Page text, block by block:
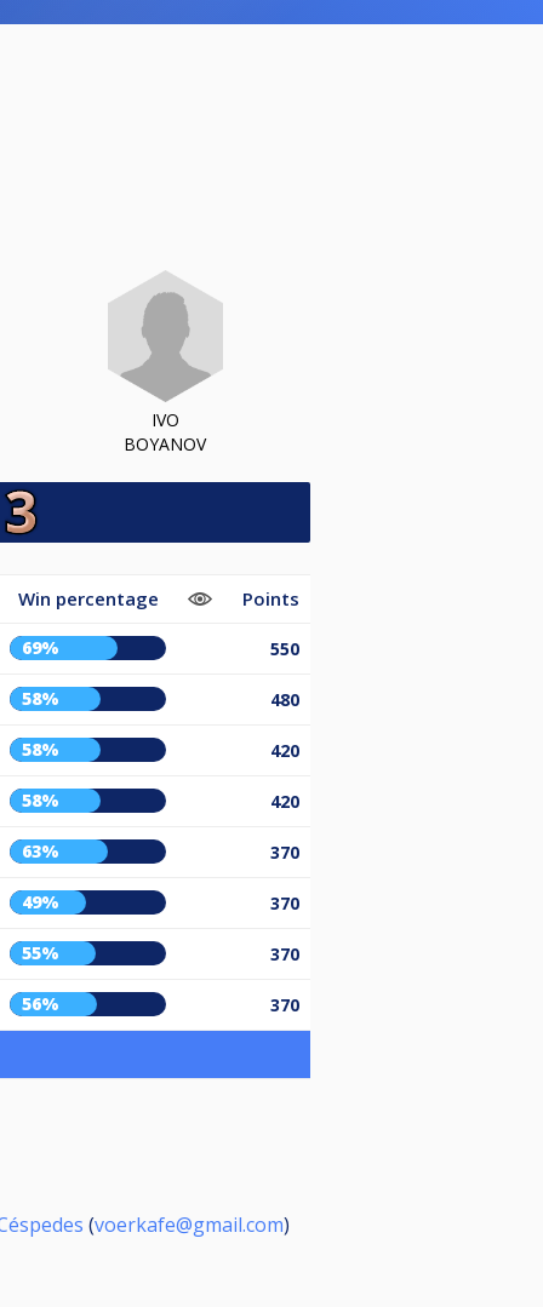
IVO
BOYANOV
Win percentage Points
69% 550
58% 480
58% 420
58% 420
63% 370
49% 370
55% 370
56% 370
(voerkafe@gmail.com)